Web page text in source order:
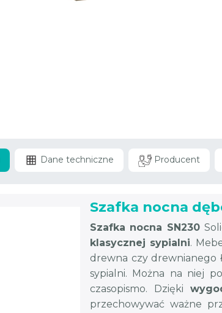
Dane techniczne Producent
Szafka nocna
Szafka nocna SN230
klasycznej sypialni.
drewna czy drewnianego
sypialni. Można na niej
czasopismo. Dzięki
przechowywać ważne